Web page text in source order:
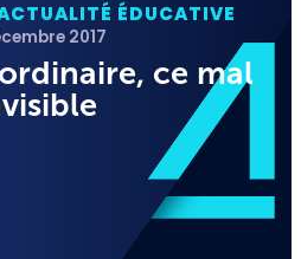
ÉDUCATIVE
2017
ce mal